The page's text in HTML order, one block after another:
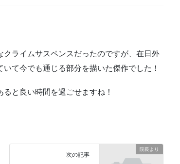
ライムサスペンスだったのですが、在日外
て今でも通じる部分を描いた傑作でした！
と良い時間を過ごせますね！
院長より
次の記事